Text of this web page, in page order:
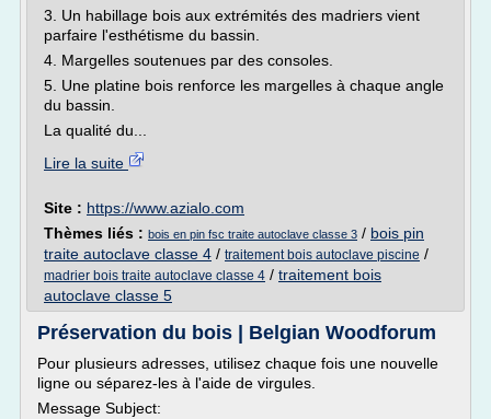
3. Un habillage bois aux extrémités des madriers vient
parfaire l'esthétisme du bassin.
4. Margelles soutenues par des consoles.
5. Une platine bois renforce les margelles à chaque angle
du bassin.
La qualité du...
Lire la suite
Site : https://www.azialo.com
Thèmes liés : bois en pin fsc traite autoclave classe 3 / bois pin
traite autoclave classe 4 / traitement bois autoclave piscine /
madrier bois traite autoclave classe 4 / traitement bois
autoclave classe 5
Préservation du bois | Belgian Woodforum
Pour plusieurs adresses, utilisez chaque fois une nouvelle
ligne ou séparez-les à l'aide de virgules.
Message Subject: